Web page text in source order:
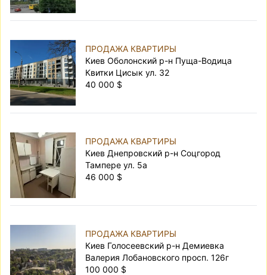
ПРОДАЖА КВАРТИРЫ
Киев Оболонский р-н Пуща-Водица
Квитки Цисык ул. 32
40 000 $
ПРОДАЖА КВАРТИРЫ
Киев Днепровский р-н Соцгород
Тампере ул. 5а
46 000 $
ПРОДАЖА КВАРТИРЫ
Киев Голосеевский р-н Демиевка
Валерия Лобановского просп. 126г
100 000 $